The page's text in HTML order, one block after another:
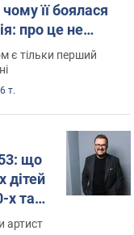
її боялася
про це не
є тільки перший
т.
що
дітей
х та
артист